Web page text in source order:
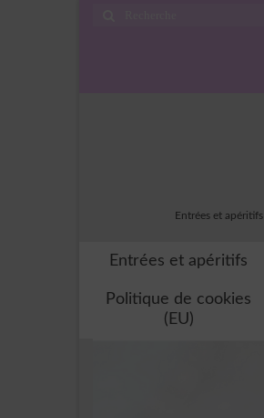
Entrées et apéritifs
Entrées et apéritifs
Politique de cookies
(EU)